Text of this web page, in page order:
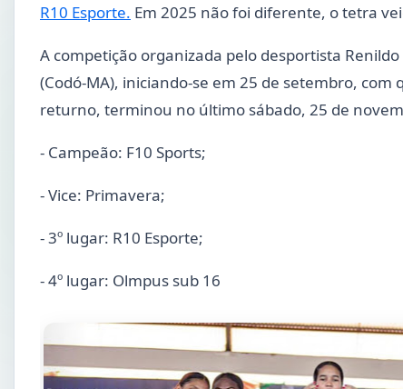
R10 Esporte. Em 2025 não foi diferente, o tetra
A competição organizada pelo desportista
(Codó-MA), iniciando-se em 25 de setembro,
returno, terminou no último sábado, 25 de
- Campeão: F10 Sports;
- Vice: Primavera;
- 3º lugar: R10 Esporte;
- 4º lugar: Olmpus sub 16